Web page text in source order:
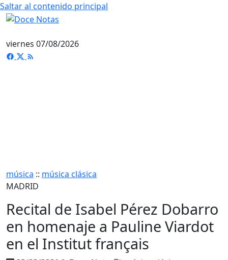
Saltar al contenido principal
viernes 07/08/2026
música :: música clásica
MADRID
Recital de Isabel Pérez Dobarro
en homenaje a Pauline Viardot
en el Institut français